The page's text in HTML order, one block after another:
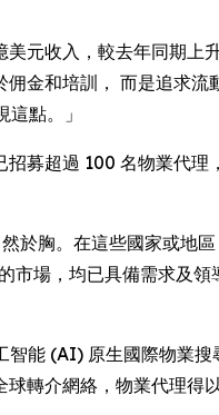
元收入，較去年同期上
金和培訓， 而是追求流
點。」
募超過 100 名物業代理
於胸。在這些國家或地
市場，均已具備需求及領
智能 (AI) 原生國際物業搜
轉介網絡，物業代理得